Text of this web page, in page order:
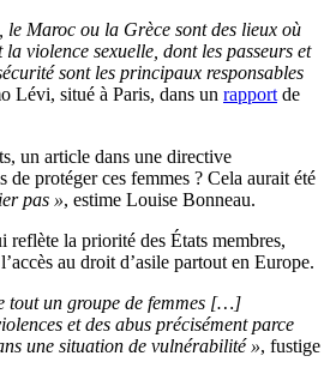
le Maroc ou la Grèce sont des lieux où
la violence sexuelle, dont les passeurs et
sont les principaux responsables
Lévi, situé à Paris, dans un rapport de
un article dans une directive
de protéger ces femmes ? Cela aurait été
pas », estime Louise Bonneau.
la priorité des États membres,
au droit d’asile partout en Europe.
tout un groupe de femmes […]
et des abus précisément parce
une situation de vulnérabilité », fustige